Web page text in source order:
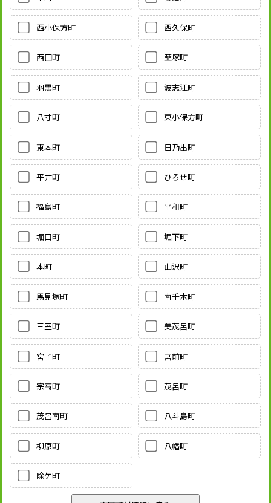
西小保方町 西久保町
西田町 韮塚町
羽黒町 波志江町
八寸町 東小保方町
東本町 日乃出町
平井町 ひろせ町
福島町 平和町
堀口町 堀下町
本町 曲沢町
馬見塚町 南千木町
三室町 美茂呂町
宮子町 宮前町
宗高町 茂呂町
茂呂南町 八斗島町
柳原町 八幡町
除ケ町